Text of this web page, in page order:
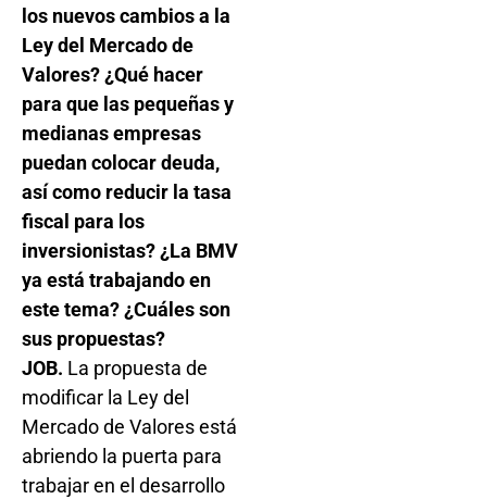
los nuevos cambios a la
Ley del Mercado de
Valores? ¿Qué hacer
para que las pequeñas y
medianas empresas
puedan colocar deuda,
así como reducir la tasa
fiscal para los
inversionistas? ¿La BMV
ya está trabajando en
este tema? ¿Cuáles son
sus propuestas?
JOB. La propuesta de
modificar la Ley del
Mercado de Valores está
abriendo la puerta para
trabajar en el desarrollo